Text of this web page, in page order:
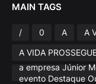
MAIN TAGS
/ 0 A
A
A VIDA
a empresa Júnior
evento Destaque